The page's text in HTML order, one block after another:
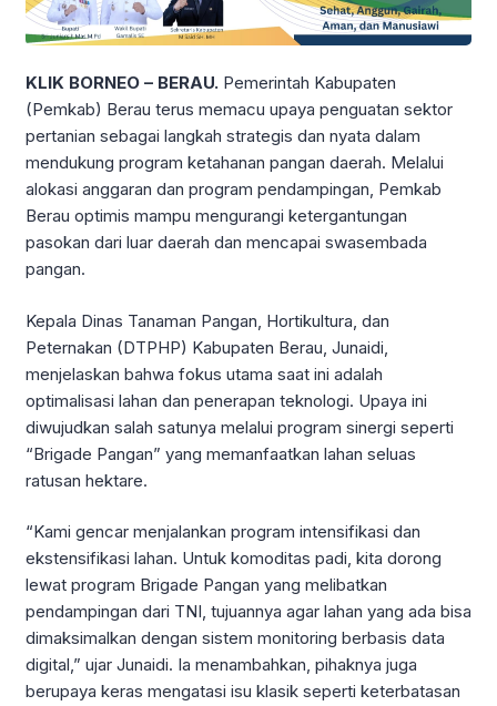
KLIK BORNEO – BERAU. Pemerintah Kabupaten
(Pemkab) Berau terus memacu upaya penguatan sektor
pertanian sebagai langkah strategis dan nyata dalam
mendukung program ketahanan pangan daerah. Melalui
alokasi anggaran dan program pendampingan, Pemkab
Berau optimis mampu mengurangi ketergantungan
pasokan dari luar daerah dan mencapai swasembada
pangan.
Kepala Dinas Tanaman Pangan, Hortikultura, dan
Peternakan (DTPHP) Kabupaten Berau, Junaidi,
menjelaskan bahwa fokus utama saat ini adalah
optimalisasi lahan dan penerapan teknologi. Upaya ini
diwujudkan salah satunya melalui program sinergi seperti
“Brigade Pangan” yang memanfaatkan lahan seluas
ratusan hektare.
“Kami gencar menjalankan program intensifikasi dan
ekstensifikasi lahan. Untuk komoditas padi, kita dorong
lewat program Brigade Pangan yang melibatkan
pendampingan dari TNI, tujuannya agar lahan yang ada bisa
dimaksimalkan dengan sistem monitoring berbasis data
digital,” ujar Junaidi. Ia menambahkan, pihaknya juga
berupaya keras mengatasi isu klasik seperti keterbatasan